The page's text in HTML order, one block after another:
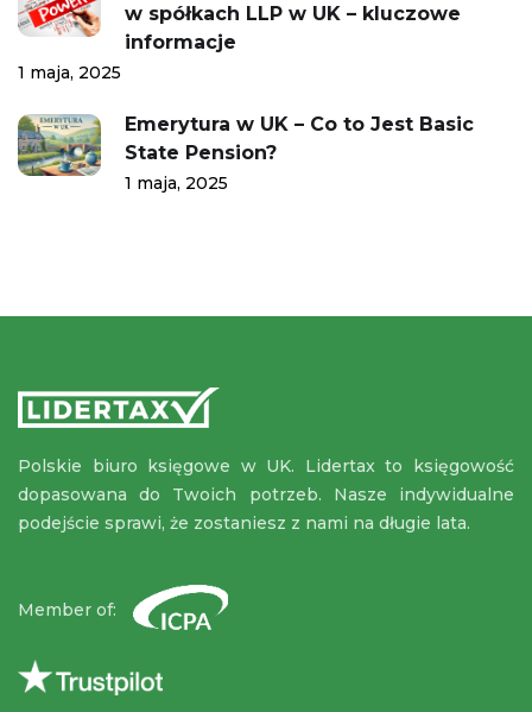
w spółkach LLP w UK – kluczowe
informacje
1 maja, 2025
Emerytura w UK – Co to Jest Basic
State Pension?
1 maja, 2025
Polskie biuro księgowe w UK. Lidertax to księgowość
dopasowana do Twoich potrzeb. Nasze indywidualne
podejście sprawi, że zostaniesz z nami na długie lata.
Member of: